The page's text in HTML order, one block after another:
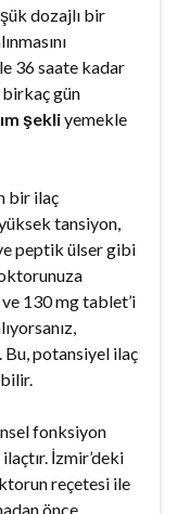
dozajlı bir
36 saate kadar
gün
şekliyemekle
bir ilaç
tansiyon,
peptik ülser gibi
130 mg tablet’i
Bu, potansiyel ilaç
fonksiyon
İzmir’deki
reçetesi ile
önce,